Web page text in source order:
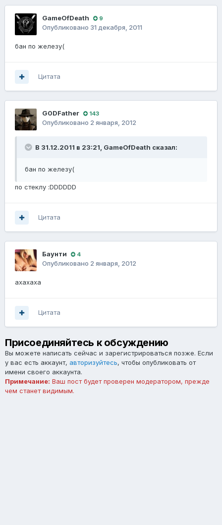
GameOfDeath 9
Опубликовано 31 декабря, 2011
бан по железу(
Цитата
G0DFathеr 143
Опубликовано 2 января, 2012
В 31.12.2011 в 23:21, GameOfDeath сказал:
бан по железу(
по стеклу :DDDDDD
Цитата
Баунти 4
Опубликовано 2 января, 2012
ахахаха
Цитата
Присоединяйтесь к обсуждению
Вы можете написать сейчас и зарегистрироваться позже. Если
у вас есть аккаунт, авторизуйтесь, чтобы опубликовать от
имени своего аккаунта.
Примечание: Ваш пост будет проверен модератором, прежде
чем станет видимым.